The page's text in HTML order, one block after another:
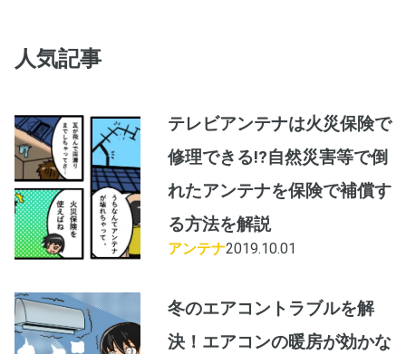
人気記事
テレビアンテナは火災保険で
修理できる!?自然災害等で倒
れたアンテナを保険で補償す
る方法を解説
アンテナ2019.10.01
冬のエアコントラブルを解
決！エアコンの暖房が効かな